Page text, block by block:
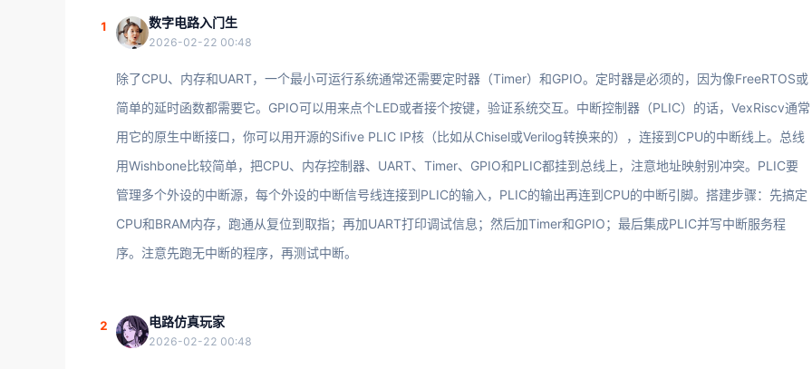
1 数字电路入门生
2026-02-22 00:48
除了CPU、内存和UART，一个最小可运行系统通常还需要定时器（Timer）和GPIO。定时器是必须的，因为像FreeRTOS或
简单的延时函数都需要它。GPIO可以用来点个LED或者接个按键，验证系统交互。中断控制器（PLIC）的话，VexRiscv通常
用它的原生中断接口，你可以用开源的Sifive PLIC IP核（比如从Chisel或Verilog转换来的），连接到CPU的中断线上。总线
用Wishbone比较简单，把CPU、内存控制器、UART、Timer、GPIO和PLIC都挂到总线上，注意地址映射别冲突。PLIC要
管理多个外设的中断源，每个外设的中断信号线连接到PLIC的输入，PLIC的输出再连到CPU的中断引脚。搭建步骤：先搞定
CPU和BRAM内存，跑通从复位到取指；再加UART打印调试信息；然后加Timer和GPIO；最后集成PLIC并写中断服务程
序。注意先跑无中断的程序，再测试中断。
2 电路仿真玩家
2026-02-22 00:48